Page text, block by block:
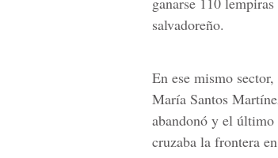
salvadoreño.
En ese mismo
María Santos
abandonó y el último
cruzaba la frontera